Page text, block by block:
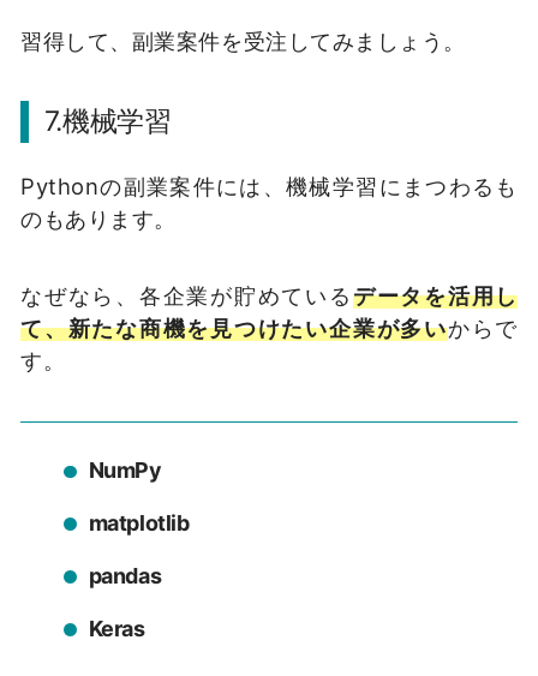
習得して、副業案件を受注してみましょう。
7.機械学習
Pythonの副業案件には、機械学習にまつわるも
のもあります。
なぜなら、各企業が貯めているデータを活用し
て、新たな商機を見つけたい企業が多いからで
す。
NumPy
matplotlib
pandas
Keras